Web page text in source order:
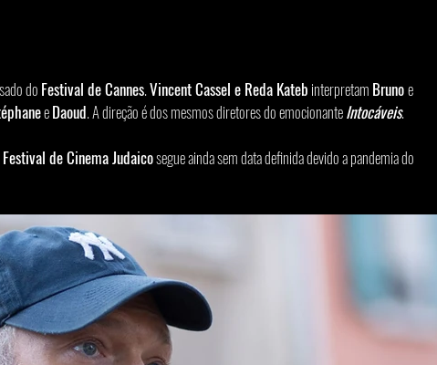
do Festival de Cannes. Vincent Cassel e Reda Kateb interpretam Bruno e
e Daoud. A direção é dos mesmos diretores do emocionante Intocáveis.
Festival de Cinema Judaico segue ainda sem data definida devido a pandemia do